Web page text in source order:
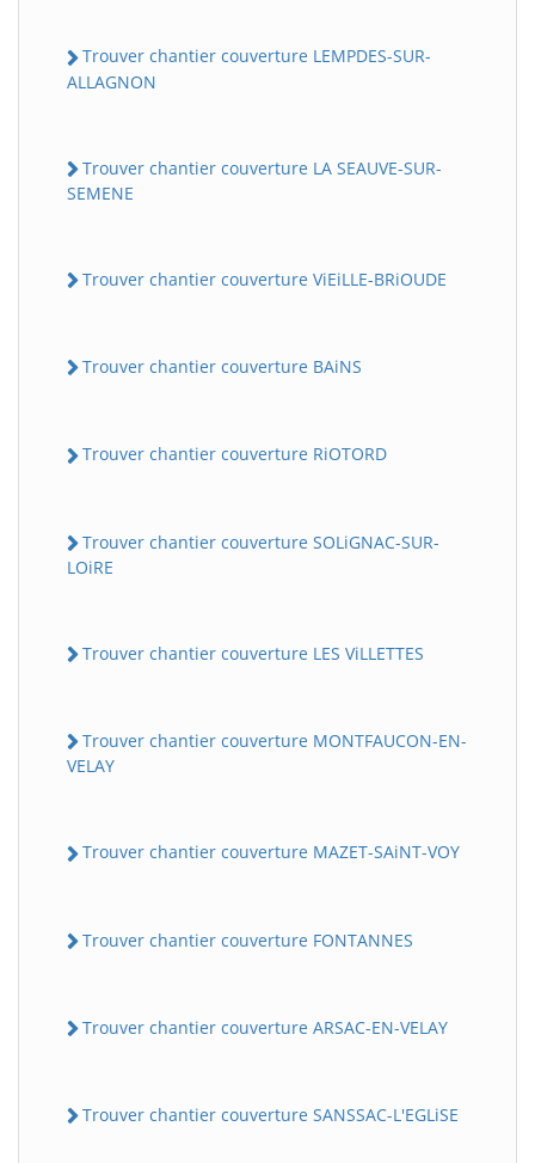
Trouver chantier couverture LEMPDES-SUR-
ALLAGNON
Trouver chantier couverture LA SEAUVE-SUR-
SEMENE
Trouver chantier couverture ViEiLLE-BRiOUDE
Trouver chantier couverture BAiNS
Trouver chantier couverture RiOTORD
Trouver chantier couverture SOLiGNAC-SUR-
LOiRE
Trouver chantier couverture LES ViLLETTES
Trouver chantier couverture MONTFAUCON-EN-
VELAY
Trouver chantier couverture MAZET-SAiNT-VOY
Trouver chantier couverture FONTANNES
Trouver chantier couverture ARSAC-EN-VELAY
Trouver chantier couverture SANSSAC-L'EGLiSE